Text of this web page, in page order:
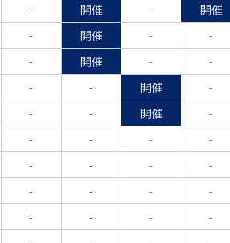
- 開催 - 開催
- 開催 - -
- 開催 - -
- - 開催 -
- - 開催 -
- - - -
- - - -
- - - -
- - - -